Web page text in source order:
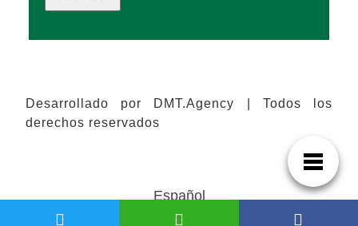
Desarrollado por DMT.Agency | Todos los
derechos reservados
Español